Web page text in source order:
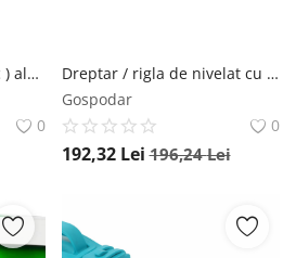
Nivelă cu bula ( Boloboc ) aluminiu profil ID, 80cm - Sola-01257101
0
Dreptar / rigla de nivelat cu boloboc SLX 2, 150cm - Sola-02070401
Gospodar
0
192,32 Lei 196,24Lei